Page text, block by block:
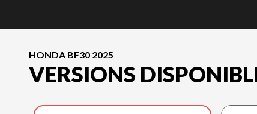
HONDA BF30 2025
VERSIONS